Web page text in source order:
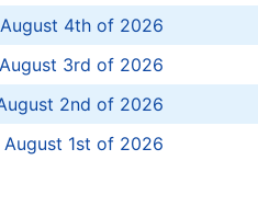
4th of 2026
3rd of 2026
2nd of 2026
August 1st of 2026